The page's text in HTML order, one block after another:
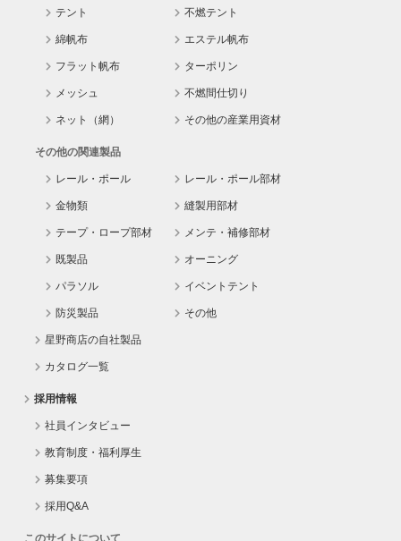
テント 不燃テント
綿帆布 エステル帆布
フラット帆布 ターポリン
メッシュ 不燃間仕切り
ネット（網） その他の産業用資材
その他の関連製品
レール・ポール レール・ポール部材
金物類 縫製用部材
テープ・ロープ部材 メンテ・補修部材
既製品 オーニング
パラソル イベントテント
防災製品 その他
星野商店の自社製品
カタログ一覧
採用情報
社員インタビュー
教育制度・福利厚生
募集要項
採用Q&A